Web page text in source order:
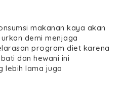
makanan kaya akan
demi menjaga
program diet karena
dan hewani ini
lebih lama juga